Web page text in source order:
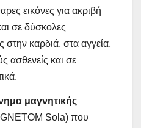
εικόνες για ακριβή
σε δύσκολες
καρδιά, στα αγγεία,
ασθενείς και σε
μαγνητικής
Sola) που